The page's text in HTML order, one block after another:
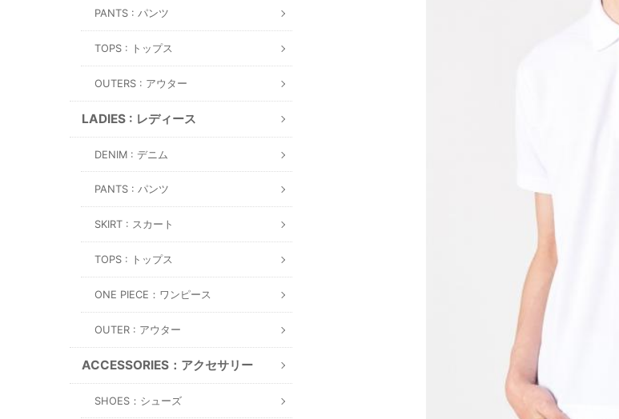
PANTS : パンツ
TOPS : トップス
OUTERS : アウター
LADIES : レディース
DENIM : デニム
PANTS : パンツ
SKIRT : スカート
TOPS : トップス
ONE PIECE：ワンピース
OUTER : アウター
ACCESSORIES：アクセサリー
SHOES：シューズ